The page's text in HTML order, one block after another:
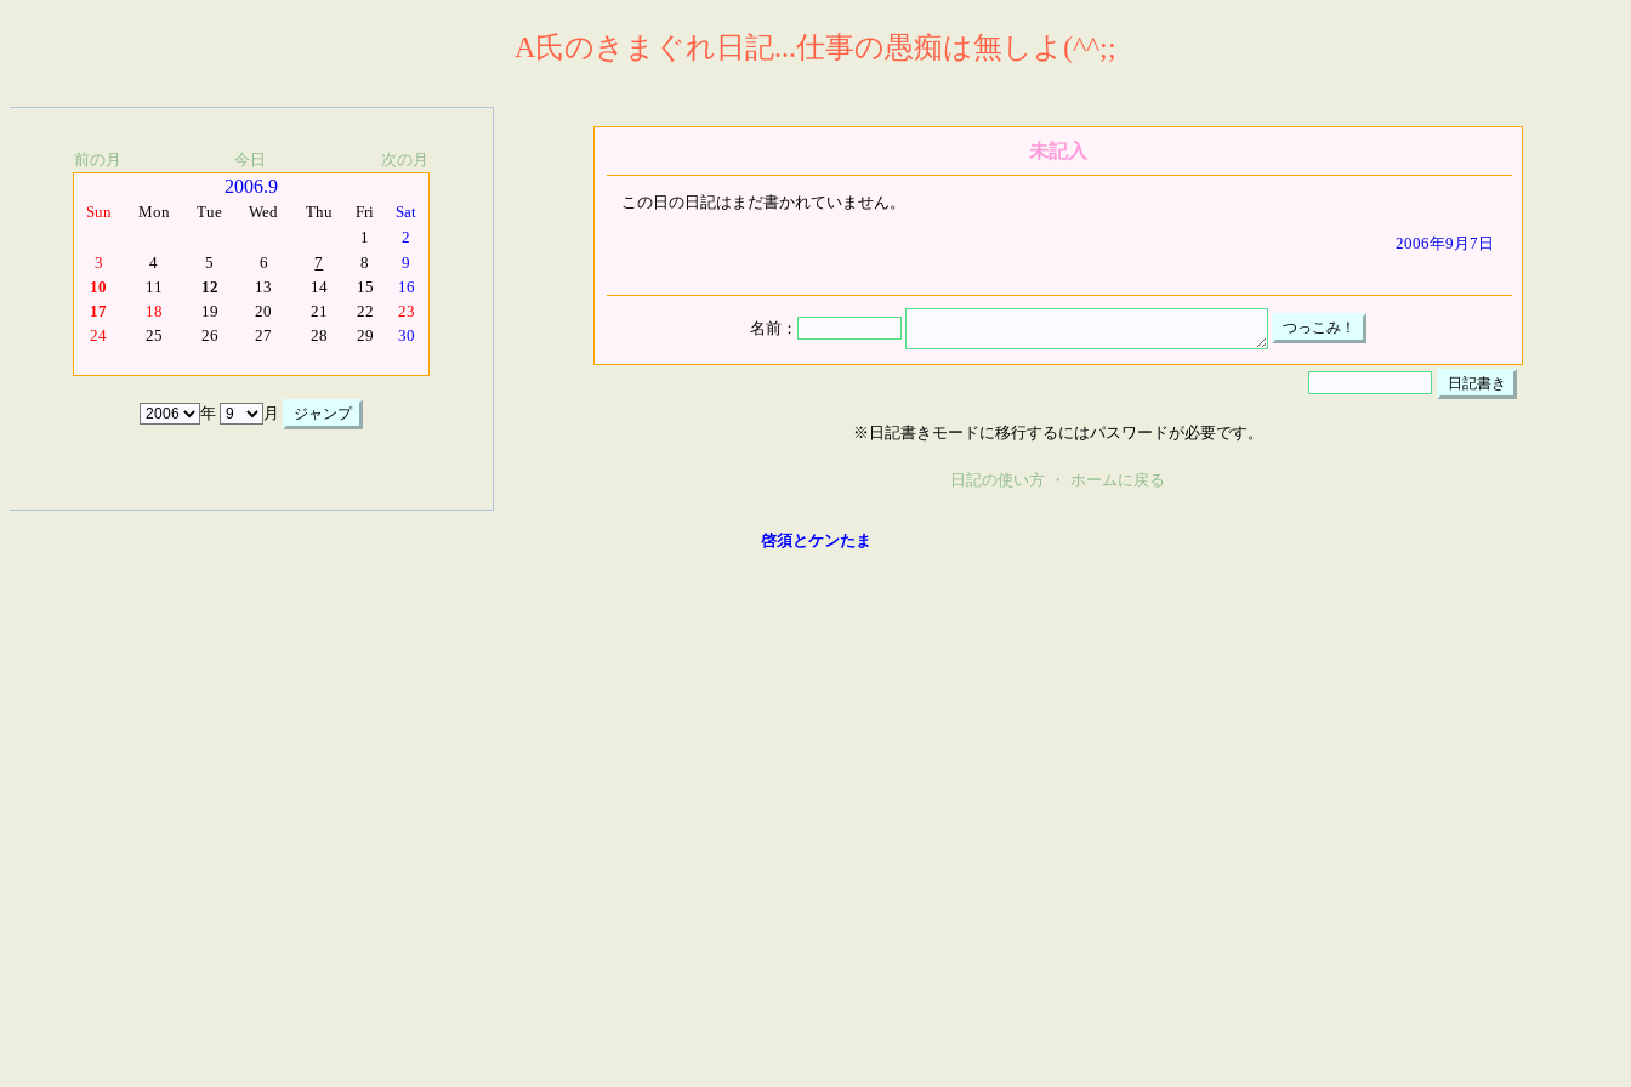
A氏のきまぐれ日記...仕事の愚痴は無しよ(^^;;
前の月 今日 次の月
2006.9
Sun Mon Tue Wed Thu Fri
Sat
1
2
3
4 5 6 7 8
9
10
11 12 13 14 15
16
17
18 19 20 21 22
23
24
25 26 27 28 29 30
年 月
未記入
この日の日記はまだ書かれていません。
2006年9月7日
名前：
※日記書きモードに移行するにはパスワードが必要です。
日記の使い方 ・ ホームに戻る
啓須とケンたま